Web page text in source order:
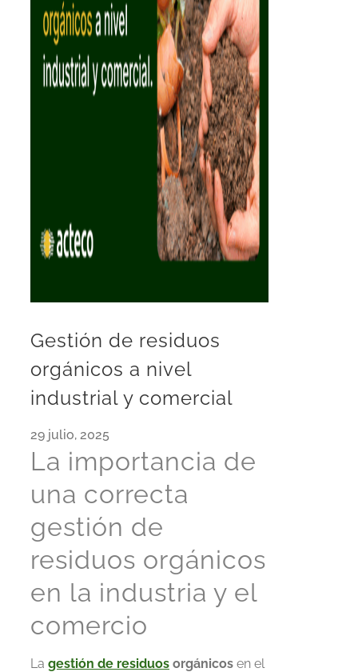
Gestión de residuos
orgánicos a nivel
industrial y comercial
29 julio, 2025
La importancia de
una correcta
gestión de
residuos orgánicos
en la industria y el
comercio
La gestión de residuos orgánicos en el